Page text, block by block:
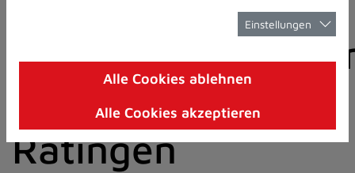
8)
I)
der Stadt
Ratingen
Einstellungen
Alle Cookies ablehnen
Alle Cookies akzeptieren